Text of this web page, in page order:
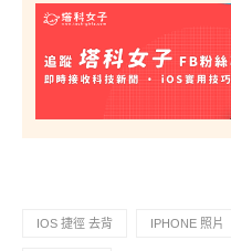
IOS 捷徑 去背 IPHONE 照片